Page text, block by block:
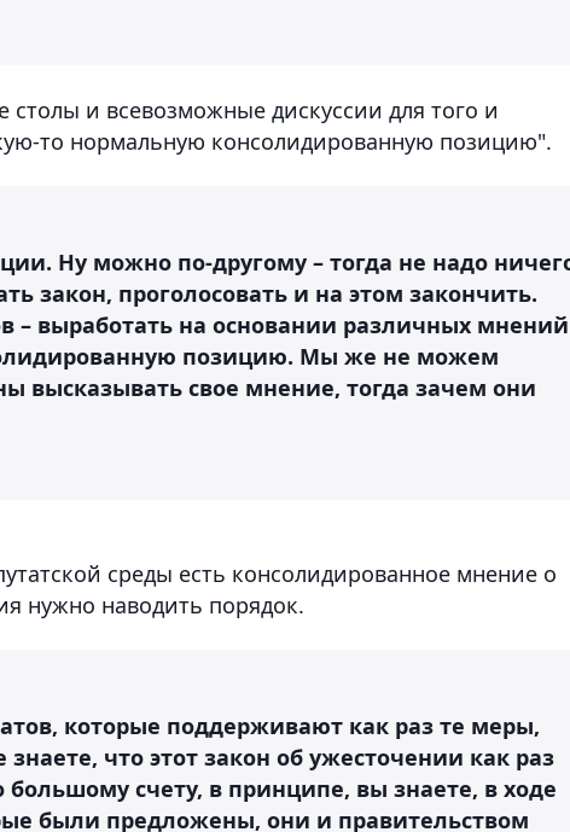
и всевозможные дискуссии для того и
то нормальную консолидированную позицию".
Ну можно по-другому – тогда не надо
закон, проголосовать и на этом закончить.
– выработать на основании различных мнений
позицию. Мы же не можем
высказывать свое мнение, тогда зачем они
среды есть консолидированное мнение о
нужно наводить порядок.
которые поддерживают как раз те меры,
что этот закон об ужесточении как раз
счету, в принципе, вы знаете, в ходе
были предложены, они и правительством